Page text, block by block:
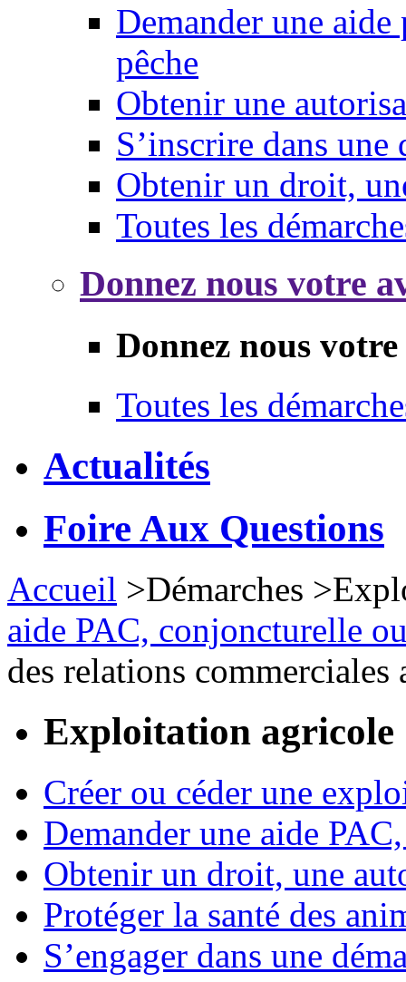
Demander une
pêche
Obtenir une
S’inscrire dans une
Obtenir un droit,
Toutes les
Donnez nous votre
Donnez nous
Toutes les
Actualités
Foire Aux Questions
Accueil >Démarches >
aide PAC, conjoncturelle
des relations commerciales
Exploitation agricole
Créer ou céder une
Demander une aide
Obtenir un droit, une
Protéger la santé des
S’engager dans une